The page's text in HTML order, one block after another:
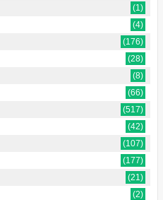
(1)
(4)
(176)
(28)
(8)
(66)
(517)
(42)
(107)
(177)
(21)
(2)